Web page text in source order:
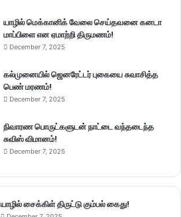
யாழில் மெக்கானிக் வேலை செய்தவனை கனடா
மாப்பிளை என ஏமாற்றி திருமணம்!
December 7, 2025
கல்முனையில் ஜெனரேட்டர் புகையை சுவாசித்த
பெண் மரணம்!
December 7, 2025
நிவாரண பொருட்களுடன் நாட்டை வந்தடைந்த
சுவிஸ் விமானம்!
December 7, 2025
யாழில் சைக்கிள் திருட்டு கும்பல் கைது!